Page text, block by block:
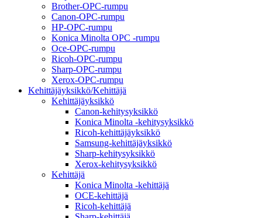
Brother-OPC-rumpu
Canon-OPC-rumpu
HP-OPC-rumpu
Konica Minolta OPC -rumpu
Oce-OPC-rumpu
Ricoh-OPC-rumpu
Sharp-OPC-rumpu
Xerox-OPC-rumpu
Kehittäjäyksikkö/Kehittäjä
Kehittäjäyksikkö
Canon-kehitysyksikkö
Konica Minolta -kehitysyksikkö
Ricoh-kehittäjäyksikkö
Samsung-kehittäjäyksikkö
Sharp-kehitysyksikkö
Xerox-kehitysyksikkö
Kehittäjä
Konica Minolta -kehittäjä
OCE-kehittäjä
Ricoh-kehittäjä